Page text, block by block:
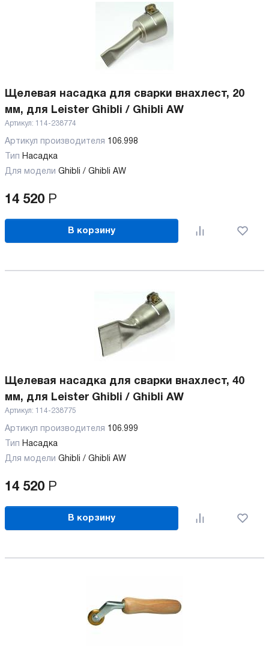
Щелевая насадка для сварки внахлест, 20
мм, для Leister Ghibli / Ghibli AW
Артикул: 114-238774
Артикул производителя 106.998
Тип Насадка
Для модели Ghibli / Ghibli AW
14 520 Р
В корзину
Щелевая насадка для сварки внахлест, 40
мм, для Leister Ghibli / Ghibli AW
Артикул: 114-238775
Артикул производителя 106.999
Тип Насадка
Для модели Ghibli / Ghibli AW
14 520 Р
В корзину